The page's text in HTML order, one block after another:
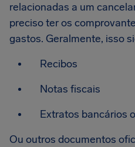
relacionadas a um
preciso ter os
gastos. Geralmente, isso
Recibos
Notas fiscais
Extratos bancários
Ou outros documentos